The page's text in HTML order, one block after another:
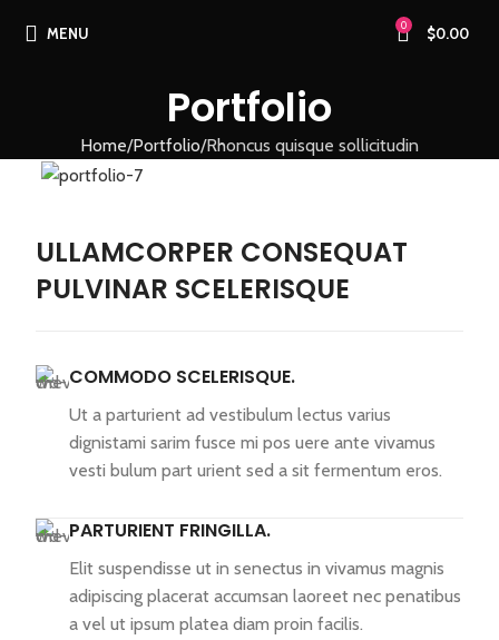
MENU 0 $0.00
Portfolio
Home Portfolio Rhoncus quisque sollicitudin
ULLAMCORPER CONSEQUAT
PULVINAR SCELERISQUE
COMMODO SCELERISQUE.
Ut a parturient ad vestibulum lectus varius
dignistami sarim fusce mi pos uere ante vivamus
vesti bulum part urient sed a sit fermentum eros.
PARTURIENT FRINGILLA.
Elit suspendisse ut in senectus in vivamus magnis
adipiscing placerat accumsan laoreet nec penatibus
a vel ut ipsum platea diam proin facilis.